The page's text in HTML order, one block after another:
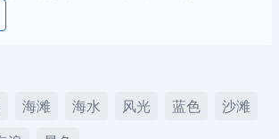
海滩 海水 风光 蓝色
沙滩